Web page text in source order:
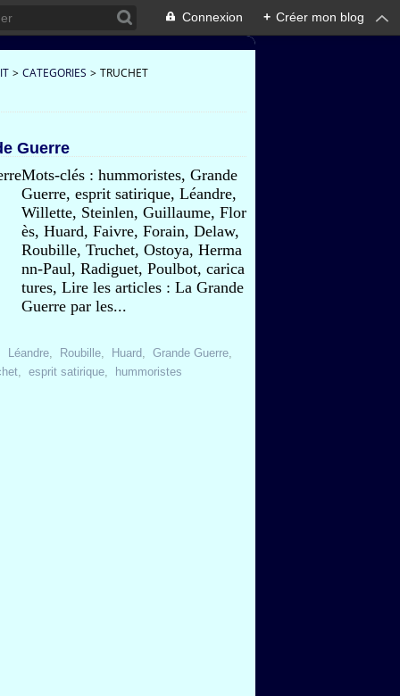
Connexion + Créer mon blog
> CATEGORIES > TRUCHET
Guerre
Mots-clés : hummoristes, Grande
Guerre, esprit satirique, Léandre,
Willette, Steinlen, Guillaume, Flor
ès, Huard, Faivre, Forain, Delaw,
Roubille, Truchet, Ostoya, Herma
nn-Paul, Radiguet, Poulbot, carica
tures, Lire les articles : La Grande
Guerre par les...
Léandre, Roubille, Huard, Grande Guerre,
, esprit satirique, hummoristes